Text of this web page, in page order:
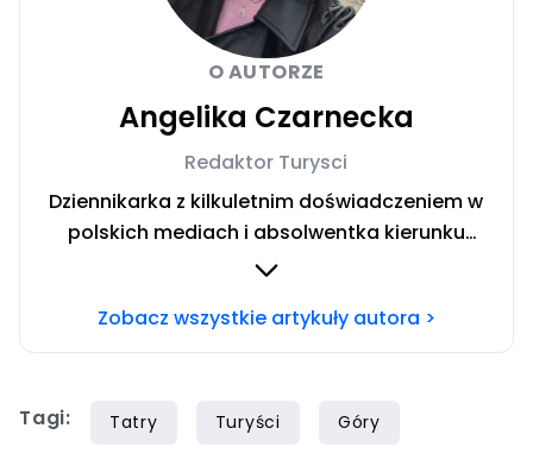
O AUTORZE
Angelika Czarnecka
Redaktor Turysci
Dziennikarka z kilkuletnim doświadczeniem w
polskich mediach i absolwentka kierunku
Dziennikarstwo i Komunikacja Społeczna w
Miłośniczka włoskich regionów. Uwielbiam
Zobacz wszystkie artykuły autora >
Tagi: Tatry Turyści Góry